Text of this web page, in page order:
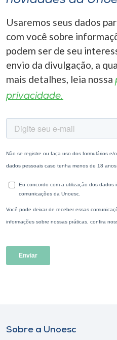
Usaremos seus dados
com você sobre
podem ser de seu
envio da divulgação, a
mais detalhes, leia nossa
privacidade.
Sobre a Unoesc